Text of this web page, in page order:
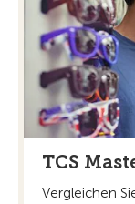
TCS
Vergleichen